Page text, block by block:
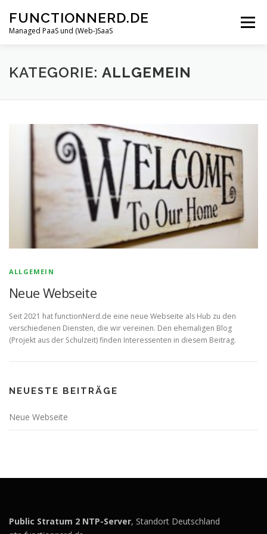
Inhalt
springen
FUNCTIONNERD.DE
Managed PaaS und (Web-)SaaS
Menü
START FEATURES ÜBER UNS
KATEGORIE: ALLGEMEIN
ALLGEMEIN
Neue Webseite
Seit 2021 hat functionNerd.de eine neue Webseite als Hub zu den
verschiedenen Diensten, die wir vereinen. Den ehemaligen Blog
(Projekt aus der Schulzeit) finden Interessenten in diesem Beitrag.
NEUESTE BEITRÄGE
Neue Webseite
Public Stratum 2 NTP-Server, Standort Deutschland